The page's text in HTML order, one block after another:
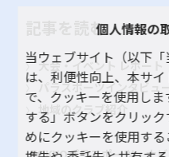
記事を読む
大会・イベント レポート
パラスポーツインタビュ
地域のクラブ紹介
TOKYOパラスポーツ・ナ
個人情報の
当ウェブサイト（以下
は、利便性向上、本サ
で、クッキーを使用し
する」ボタンをクリッ
めにクッキーを使用す